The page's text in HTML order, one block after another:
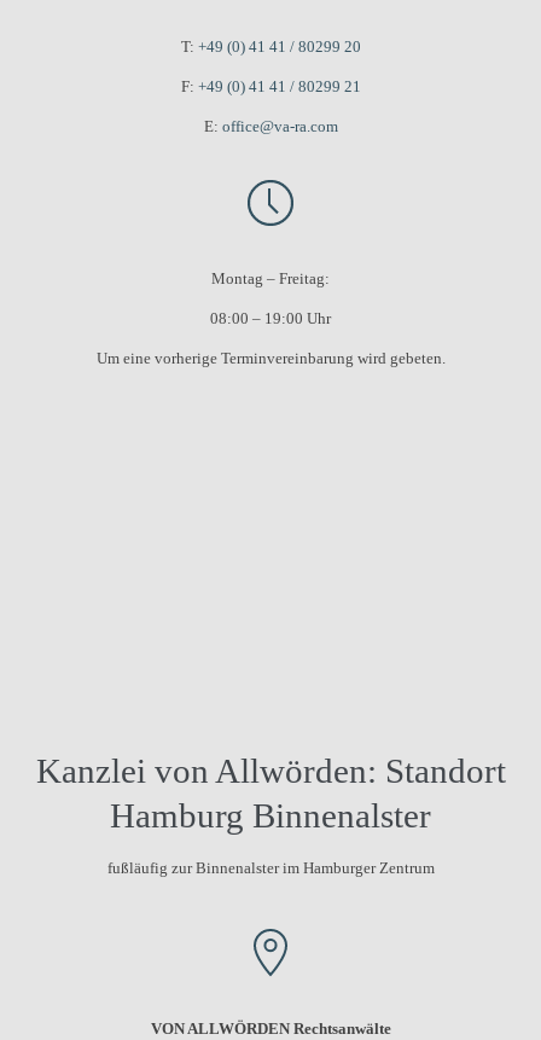
T: +49 (0) 41 41 / 80299 20
F: +49 (0) 41 41 / 80299 21
E: office@va-ra.com
Montag – Freitag:
08:00 – 19:00 Uhr
Um eine vorherige Terminvereinbarung wird gebeten.
Kanzlei von Allwörden: Standort
Hamburg Binnenalster
fußläufig zur Binnenalster im Hamburger Zentrum
VON ALLWÖRDEN Rechtsanwälte